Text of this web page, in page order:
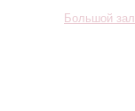
Большой зал